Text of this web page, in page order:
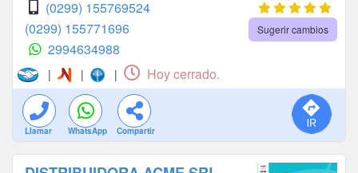
(0299) 155769524
(0299) 155771696
2994634988
Sugerir cambios
| | | Hoy cerrado.
Llamar WhatsApp Compartir